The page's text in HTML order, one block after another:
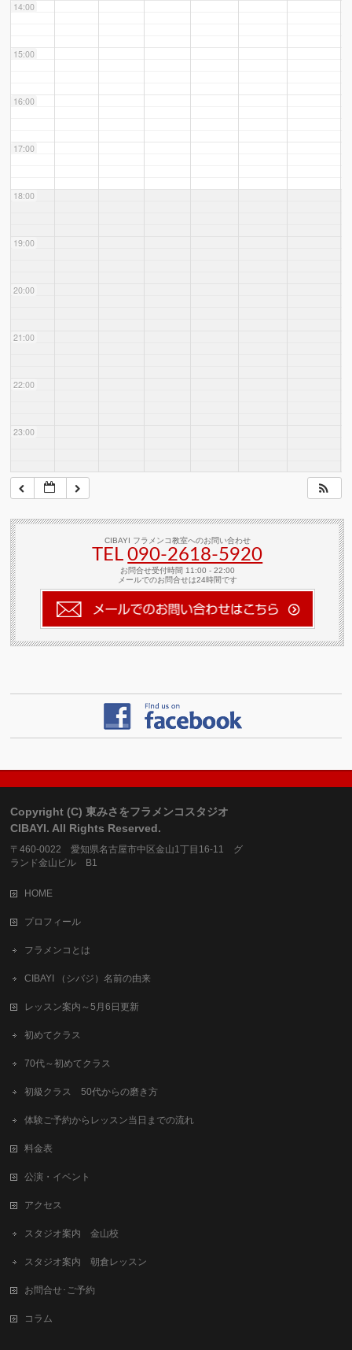
14:00
15:00
16:00
17:00
18:00
19:00
20:00
21:00
22:00
23:00
CIBAYI フラメンコ教室へのお問い合わせ
TEL090-2618‐5920
お問合せ受付時間 11:00 - 22:00
メールでのお問合せは24時間です
Copyright (C) 東みさをフラメンコスタジオ
CIBAYI. All Rights Reserved.
〒460-0022 愛知県名古屋市中区金山1丁目16-11 グ
ランド金山ビル B1
HOME
プロフィール
フラメンコとは
CIBAYI （シバジ）名前の由来
レッスン案内～5月6日更新
初めてクラス
70代～初めてクラス
初級クラス 50代からの磨き方
体験ご予約からレッスン当日までの流れ
料金表
公演・イベント
アクセス
スタジオ案内 金山校
スタジオ案内 朝倉レッスン
お問合せ･ご予約
コラム